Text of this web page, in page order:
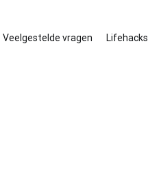
Veelgestelde vragen Lifehacks